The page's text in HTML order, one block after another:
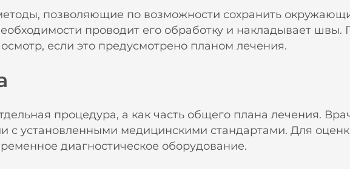
позволяющие по возможности сохранить
проводит его обработку и накладывает
если это предусмотрено планом лечения.
процедура, а как часть общего плана лечения.
с установленными медицинскими стандартами. Для
диагностическое оборудование.